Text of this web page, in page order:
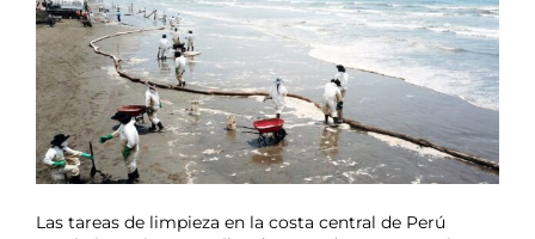
Las tareas de limpieza en la costa central de Perú